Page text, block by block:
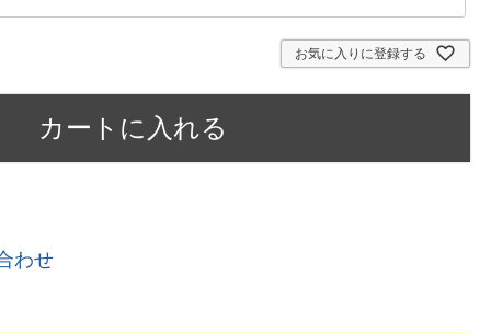
お気に入りに登録する
カートに入れる
わせ